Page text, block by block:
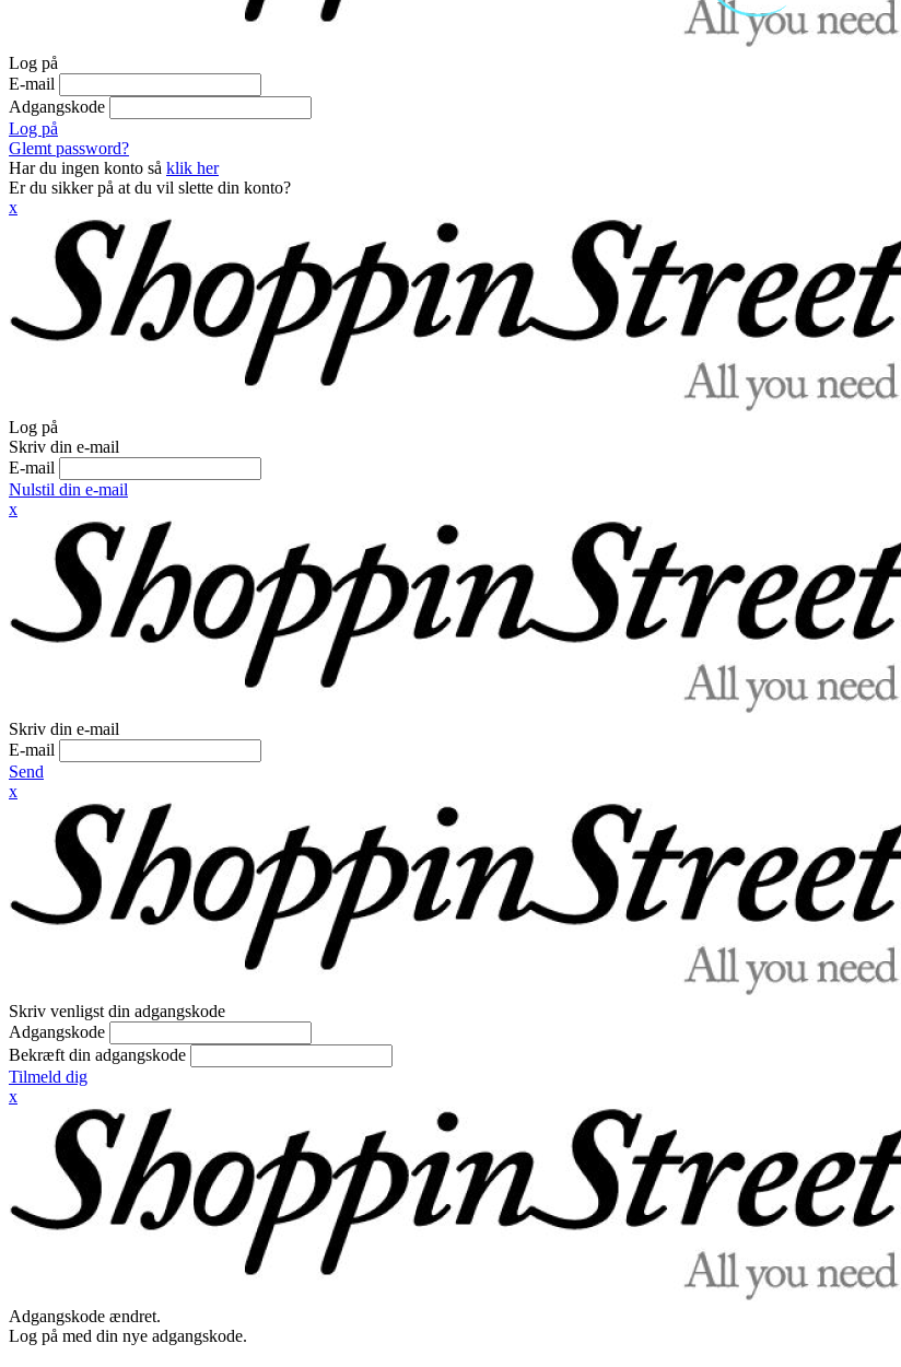
Log på
E-mail
Adgangskode
Log på
Glemt password?
Har du ingen konto så klik her
Er du sikker på at du vil slette din konto?
x
Log på
Skriv din e-mail
E-mail
Nulstil din e-mail
x
Skriv din e-mail
E-mail
Send
x
Skriv venligst din adgangskode
Adgangskode
Bekræft din adgangskode
Tilmeld dig
x
Adgangskode ændret.
Log på med din nye adgangskode.